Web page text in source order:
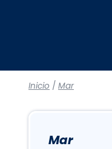
Inicio / Mar
Mar